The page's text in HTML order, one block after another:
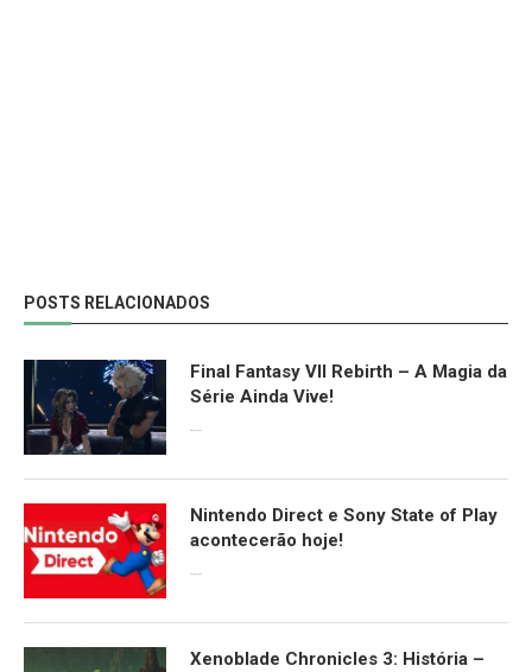
POSTS RELACIONADOS
Final Fantasy VII Rebirth – A Magia da
Série Ainda Vive!
Nintendo Direct e Sony State of Play
acontecerão hoje!
Xenoblade Chronicles 3: História –